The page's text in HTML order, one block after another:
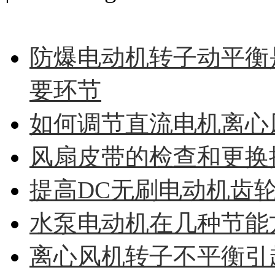
防爆电动机转子动平
要环节
如何调节直流电机离
风扇皮带的检查和更
提高DC无刷电动机齿
水泵电动机在几种节
离心风机转子不平衡